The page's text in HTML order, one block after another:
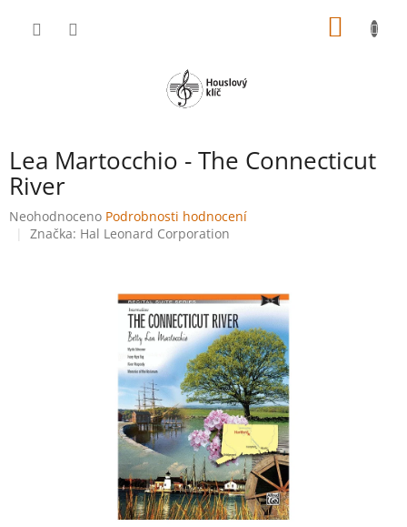
Lea Martocchio - The Connecticut
River
Průměrné
hodnocení
Neohodnoceno Podrobnosti hodnocení
Značka: Hal Leonard Corporation